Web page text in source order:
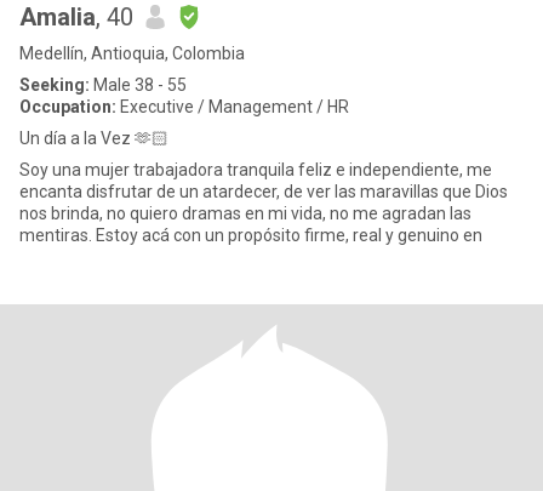
Amalia, 40
Medellín, Antioquia, Colombia
Seeking: Male 38 - 55
Occupation: Executive / Management / HR
Un día a la Vez 🫶🏻
Soy una mujer trabajadora tranquila feliz e independiente, me
encanta disfrutar de un atardecer, de ver las maravillas que Dios
nos brinda, no quiero dramas en mi vida, no me agradan las
mentiras. Estoy acá con un propósito firme, real y genuino en